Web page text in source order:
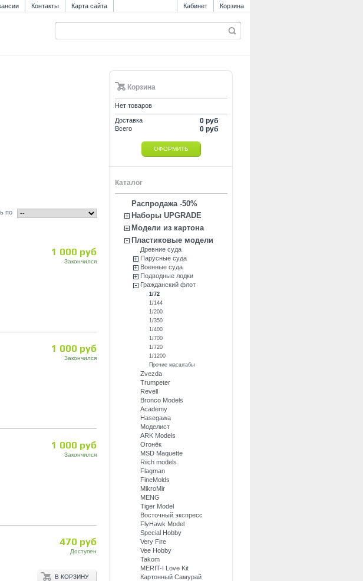
Контакты Карта сайта Кабинет Корзина
по
1 000 руб
Закончился
1 000 руб
Закончился
1 000 руб
Закончился
470 руб
Доступен
В КОРЗИНУ
Корзина
Нет товаров
Доставка 0 руб
Всего 0 руб
ОФОРМИТЬ
Каталог
Распродажа -50%
Наборы UPGRADE
Модели из картона
Пластиковые модели
Древние суда
Парусные суда
Военные суда
Подводные лодки
Гражданский флот
1/72
1/144
1/200
1/350
1/400
1/700
1/720
1/1200
Прочие масштабы
Zvezda
Trumpeter
Revell
Bronco Models
Academy
Hasegawa
Моделист
ARK Models
Огонёк
MSD Maquette
Riich models
Flagman
FineMolds
MikroMir
MENG
Tiger Model
Восточный экспресс
FlyHawk Model
Special Hobby
Very Fire
Vee Hobby
Takom
MERIT-I Love Kit
Картонный Самурай